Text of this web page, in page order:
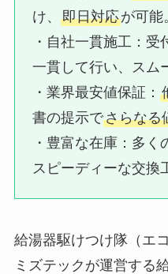
け、即日対応が可能
・自社一貫施工：​
一貫して行い、スム
・業界最安値保証：​
書の提示でさらなる
・豊富な在庫：​多く
スピーディーな交換
給湯器駆けつけ隊（エ
ミズテックが運営する